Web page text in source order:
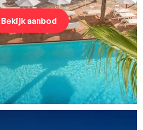
Bekijk aanbod